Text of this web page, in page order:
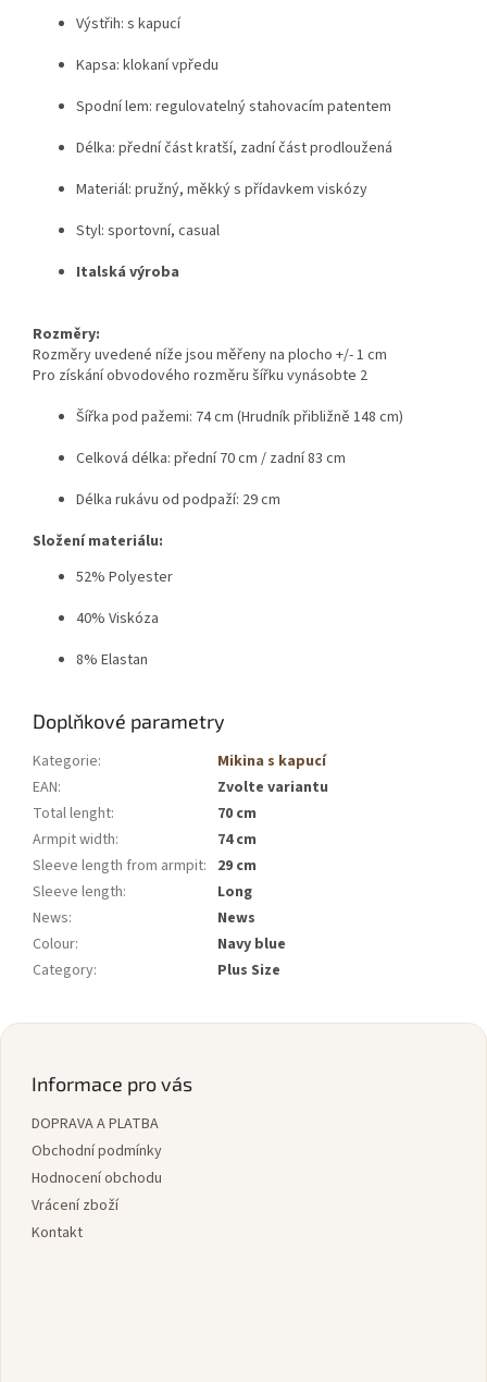
Výstřih: s kapucí
Kapsa: klokaní vpředu
Spodní lem: regulovatelný stahovacím patentem
Délka: přední část kratší, zadní část prodloužená
Materiál: pružný, měkký s přídavkem viskózy
Styl: sportovní, casual
Italská výroba
Rozměry:
Rozměry uvedené níže jsou měřeny na plocho +/- 1 cm
Pro získání obvodového rozměru šířku vynásobte 2
Šířka pod pažemi: 74 cm (Hrudník přibližně 148 cm)
Celková délka: přední 70 cm / zadní 83 cm
Délka rukávu od podpaží: 29 cm
Složení materiálu:
52% Polyester
40% Viskóza
8% Elastan
Doplňkové parametry
Kategorie:
Mikina s kapucí
EAN:
Zvolte variantu
Total lenght:
70 cm
Armpit width:
74 cm
Sleeve length from armpit: 29 cm
Sleeve length:
Long
News:
News
Colour:
Navy blue
Category: Plus Size
Z
Informace pro vás
DOPRAVA A PLATBA
Obchodní podmínky
Hodnocení obchodu
Vrácení zboží
Kontakt